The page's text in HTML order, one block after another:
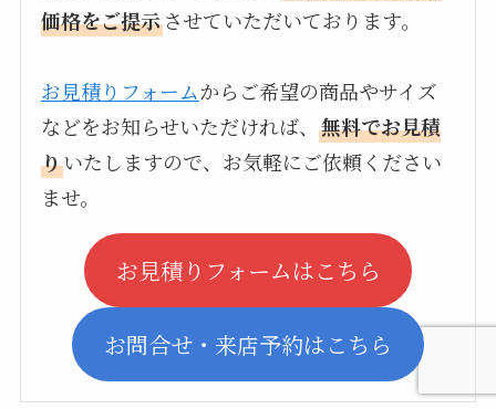
価格をご提示させていただいております。
お見積りフォームからご希望の商品やサイズ
などをお知らせいただければ、 無料でお見積
りいたしますので、お気軽にご依頼ください
ませ。
お見積りフォームはこちら
お問合せ・来店予約はこちら